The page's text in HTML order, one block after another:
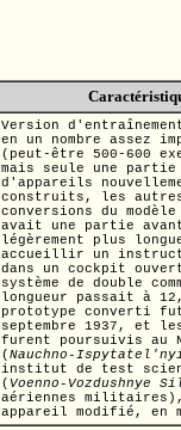
Version
en un nombre assez
(peut-être
500-600
mais seule une
d'appareils
construits, les
conversions du modèle
avait une partie
légèrement plus
accueillir un
dans un cockpit
système de double
longueur passait à
prototype converti
septembre 1937, et
furent poursuivis au
(Nauchno-
institut de test
( Voenno-Vozdushnye
aériennes
appareil modifié, en